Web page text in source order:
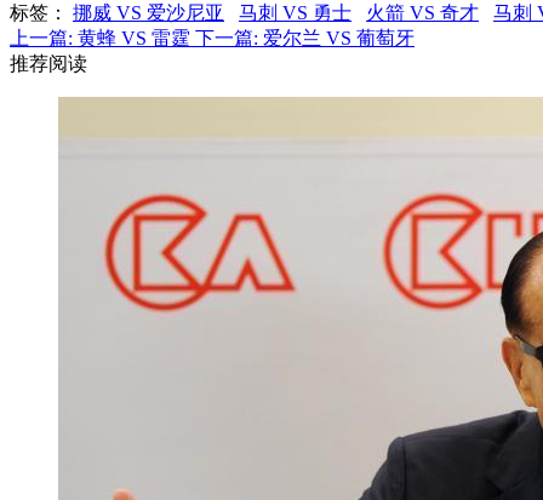
标签 ： 挪威 VS 爱沙尼亚 马刺 VS 勇士 火箭 VS 奇才
马刺
上一篇: 黄蜂 VS 雷霆 下一篇: 爱尔兰 VS 葡萄牙
推荐阅读